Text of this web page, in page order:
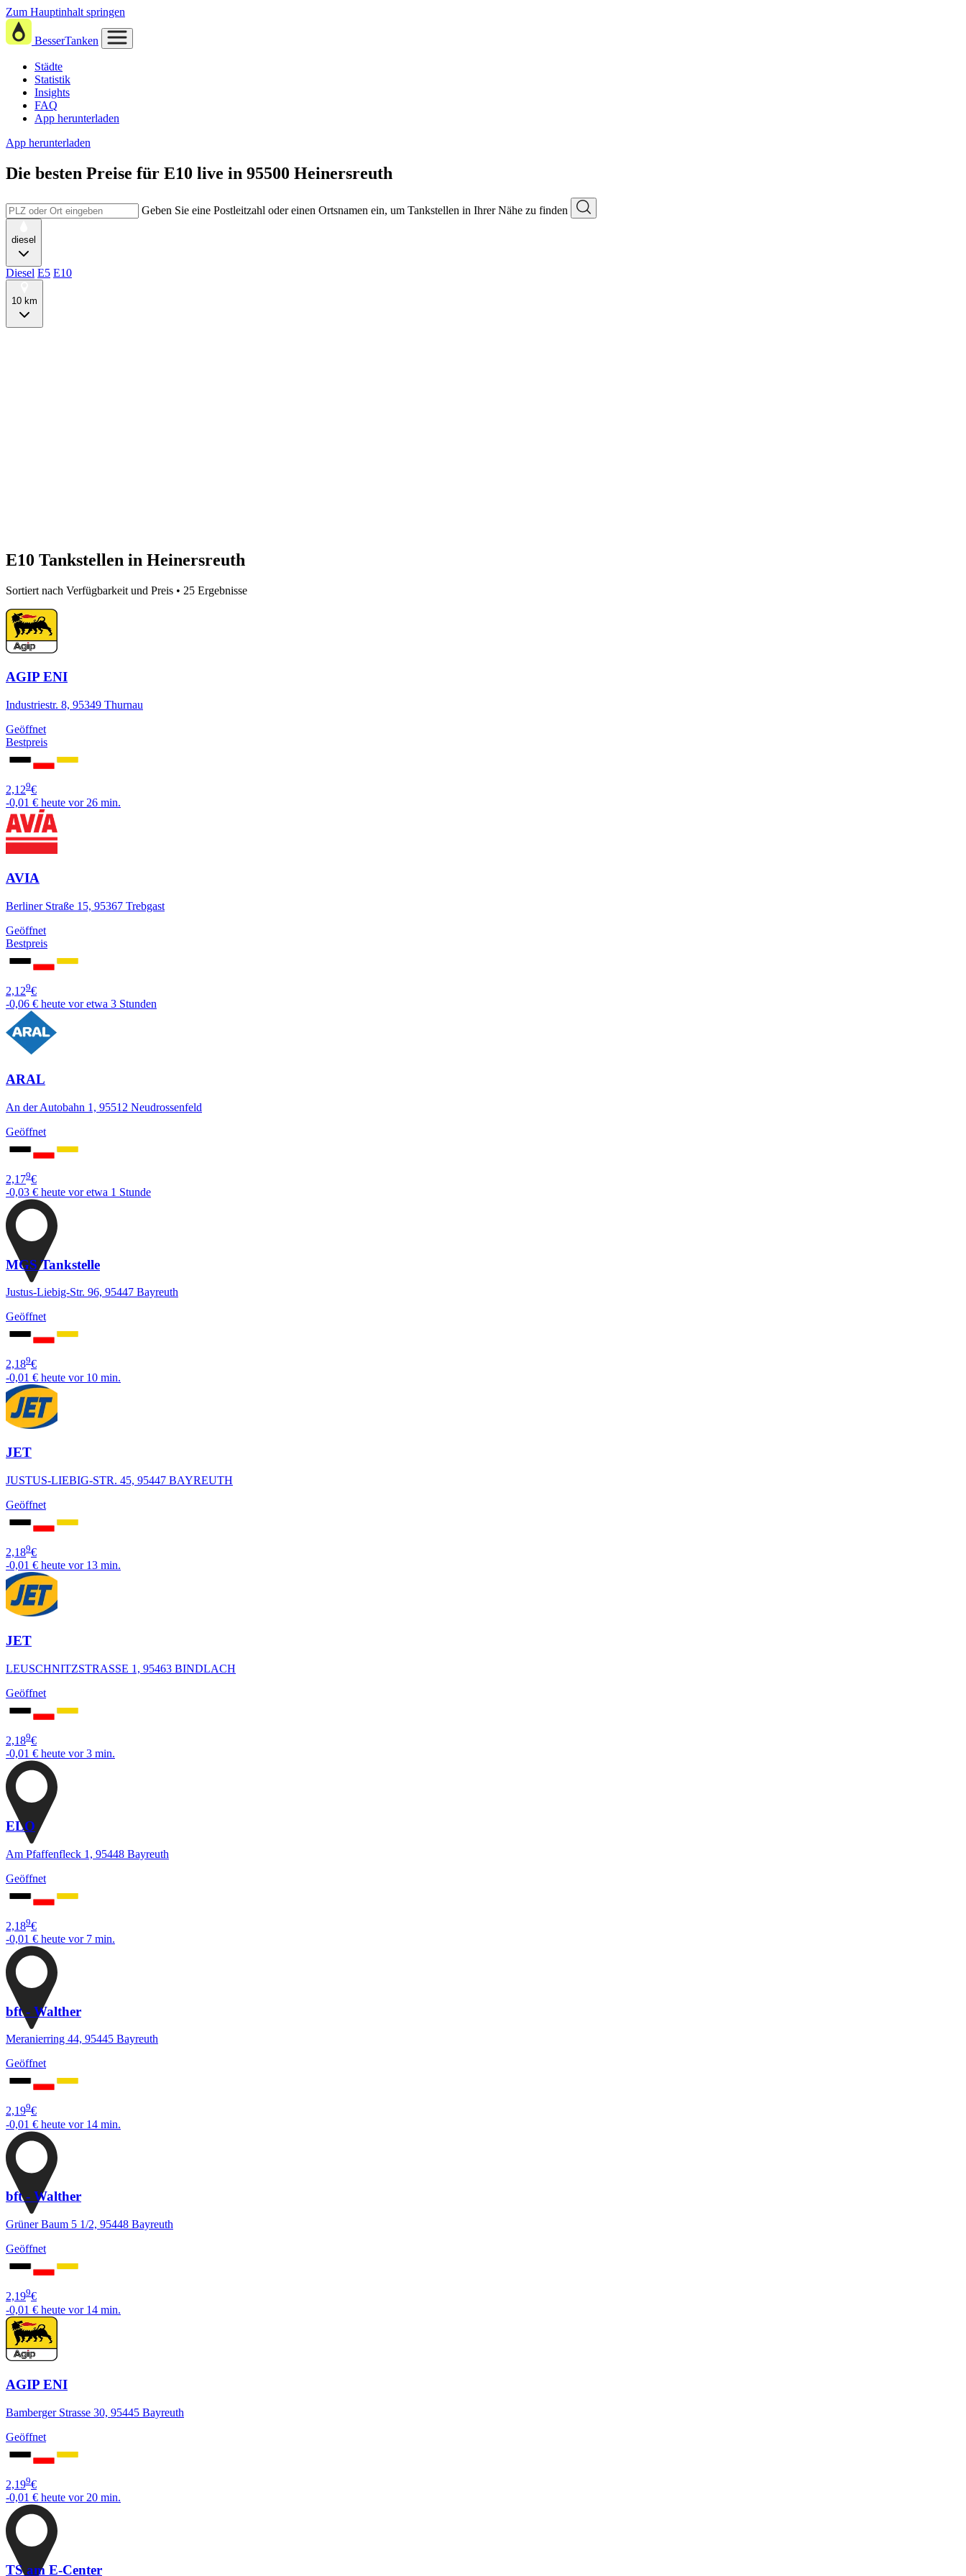
Zum Hauptinhalt springen
BesserTanken
Städte
Statistik
Insights
FAQ
App herunterladen
App herunterladen
Die besten Preise für E10 live in 95500 Heinersreuth
Geben Sie eine Postleitzahl oder einen Ortsnamen ein, um Tankstellen in Ihrer Nähe zu finden
diesel
Diesel E5 E10
10 km
E10 Tankstellen in Heinersreuth
Sortiert nach Verfügbarkeit und Preis • 25 Ergebnisse
AGIP ENI
Industriestr. 8, 95349 Thurnau
Geöffnet
Bestpreis
2,129€
-0,01 € heute vor 26 min.
AVIA
Berliner Straße 15, 95367 Trebgast
Geöffnet
Bestpreis
2,129€
-0,06 € heute vor etwa 3 Stunden
ARAL
An der Autobahn 1, 95512 Neudrossenfeld
Geöffnet
2,179€
-0,03 € heute vor etwa 1 Stunde
MGS Tankstelle
Justus-Liebig-Str. 96, 95447 Bayreuth
Geöffnet
2,189€
-0,01 € heute vor 10 min.
JET
JUSTUS-LIEBIG-STR. 45, 95447 BAYREUTH
Geöffnet
2,189€
-0,01 € heute vor 13 min.
JET
LEUSCHNITZSTRASSE 1, 95463 BINDLACH
Geöffnet
2,189€
-0,01 € heute vor 3 min.
ELO
Am Pfaffenfleck 1, 95448 Bayreuth
Geöffnet
2,189€
-0,01 € heute vor 7 min.
bft - Walther
Meranierring 44, 95445 Bayreuth
Geöffnet
2,199€
-0,01 € heute vor 14 min.
bft - Walther
Grüner Baum 5 1/2, 95448 Bayreuth
Geöffnet
2,199€
-0,01 € heute vor 14 min.
AGIP ENI
Bamberger Strasse 30, 95445 Bayreuth
Geöffnet
2,199€
-0,01 € heute vor 20 min.
TS am E-Center